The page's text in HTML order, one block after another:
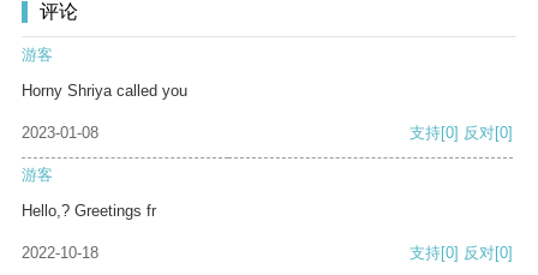
评论
游客
Horny Shriya called you
2023-01-08 支持[0] 反对[0]
游客
Hello,? Greetings fr
2022-10-18 支持[0] 反对[0]